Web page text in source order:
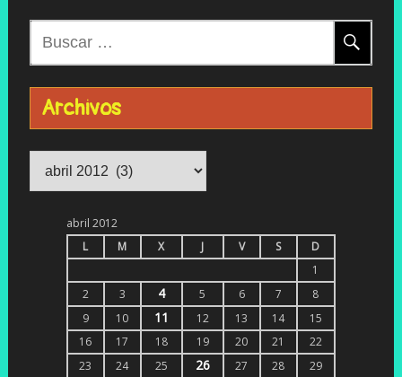
Archivos
Archivos
abril 2012
L
M X J V S
D
1
2
3 4 5 6 7
8
9
10 11 12 13 14
15
16
17 18 19 20 21
22
23
24 25 26 27 28 29